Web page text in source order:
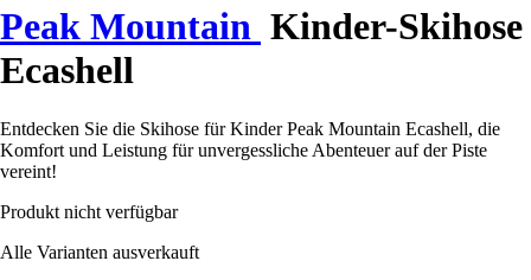
Peak Mountain Kinder-Skihose
Ecashell
Entdecken Sie die Skihose für Kinder Peak Mountain Ecashell, die
Komfort und Leistung für unvergessliche Abenteuer auf der Piste
vereint!
Produkt nicht verfügbar
Alle Varianten ausverkauft